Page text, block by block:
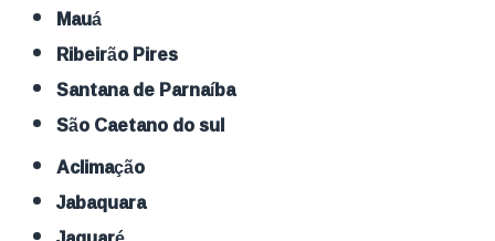
Mauá
Ribeirão Pires
Santana de Parnaíba
São Caetano do sul
Aclimação
Jabaquara